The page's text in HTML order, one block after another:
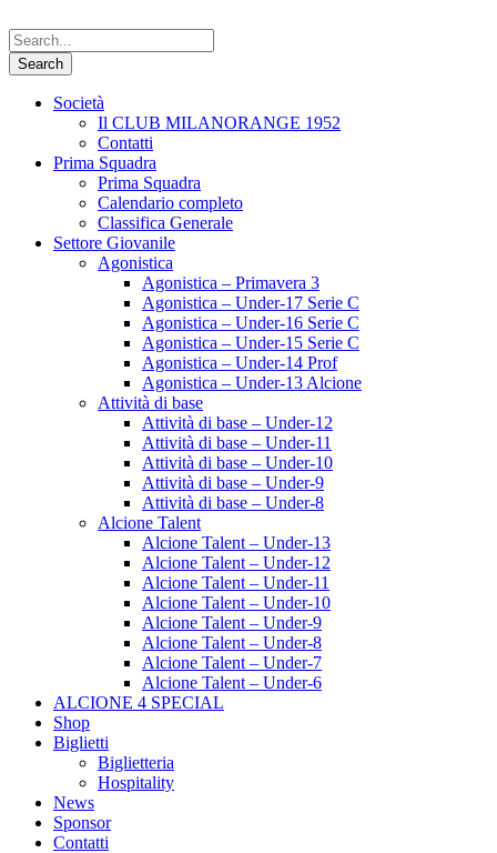
Società
Il CLUB MILANORANGE 1952
Contatti
Prima Squadra
Prima Squadra
Calendario completo
Classifica Generale
Settore Giovanile
Agonistica
Agonistica – Primavera 3
Agonistica – Under-17 Serie C
Agonistica – Under-16 Serie C
Agonistica – Under-15 Serie C
Agonistica – Under-14 Prof
Agonistica – Under-13 Alcione
Attività di base
Attività di base – Under-12
Attività di base – Under-11
Attività di base – Under-10
Attività di base – Under-9
Attività di base – Under-8
Alcione Talent
Alcione Talent – Under-13
Alcione Talent – Under-12
Alcione Talent – Under-11
Alcione Talent – Under-10
Alcione Talent – Under-9
Alcione Talent – Under-8
Alcione Talent – Under-7
Alcione Talent – Under-6
ALCIONE 4 SPECIAL
Shop
Biglietti
Biglietteria
Hospitality
News
Sponsor
Contatti